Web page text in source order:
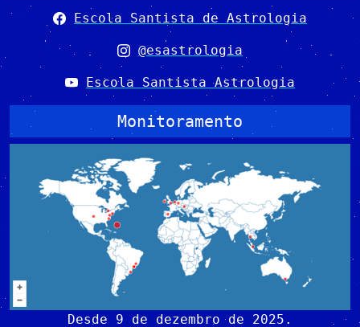
Escola Santista de Astrologia
@esastrologia
Escola Santista Astrologia
Monitoramento
Desde 9 de dezembro de 2025.